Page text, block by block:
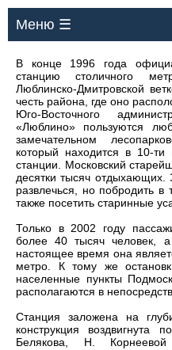
Меню ☰
В конце 1996 года
станцию столичного
Люблинско-Дмитровской
честь района, где оно
Юго-Восточного
«Люблино» пользуются
замечательном
который находится в 10-
станции. Московский
десятки тысяч отдыхающих.
развлечься, но побродить
также посетить старинные
Только в 2002 году
более 40 тысяч человек,
настоящее время она
метро. К тому же
населенные пункты
располагаются в
Станция заложена на
конструкция
Белякова, Н.